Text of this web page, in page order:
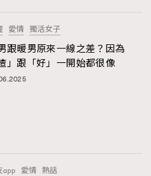
愛情 獨活女子
跟暖男原來一線之差？因為
渣」跟「好」一開始都很像
app 愛情 熱話